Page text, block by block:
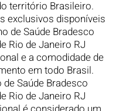
território Brasileiro.
exclusivos disponíveis
de Saúde Bradesco
Rio de Janeiro RJ
e a comodidade de
em todo Brasil.
de Saúde Bradesco
Rio de Janeiro RJ